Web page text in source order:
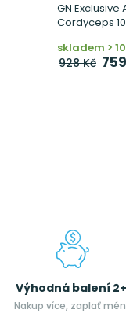
GN Exclusive
Cordyceps
skladem >
928 Kč
Výhodná balení
Nakup více, zaplať